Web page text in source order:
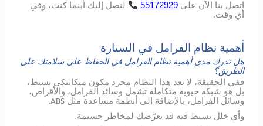
اتصل بنا الآن على 55172929 لنصل إليك أينما كنت، وفي
أي وقت.
أهمية نظام الفرامل في السيارة
هل تدرك مدى أهمية نظام الفرامل في الحفاظ على سلامتك على
الطريق؟
ففي الحقيقة، لا يعد هذا النظام مجرد مكون ميكانيكي بسيط،
بل هو شبكة حيوية متكاملة تشمل وسائد الفرامل، والأقراص،
وسائل الفرامل، بالإضافة إلى أنظمة مساعدة مثلABS
.
وأي خلل بسيط فيه قد يعرّضك لمخاطر جسيمة.